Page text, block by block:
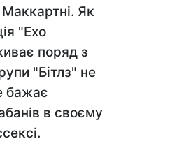
Як
"Ехо
поряд з
"Бітлз" не
бажає
в своєму